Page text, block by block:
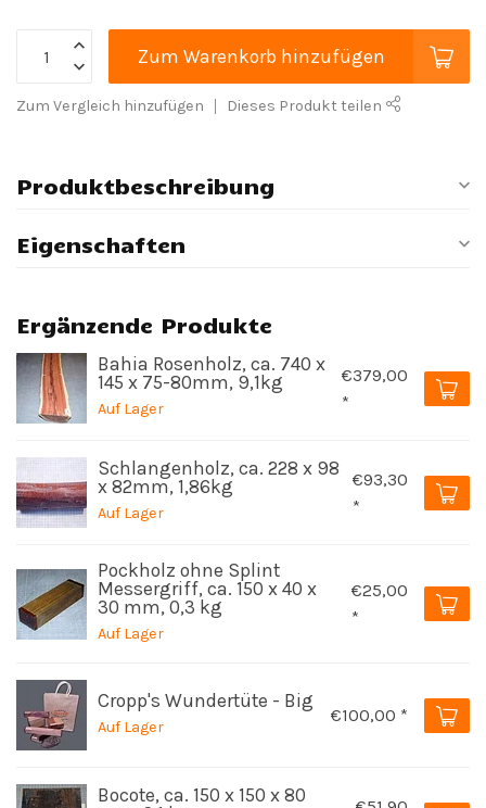
Zum Warenkorb hinzufügen
Zum Vergleich hinzufügen Dieses Produkt teilen
Produktbeschreibung
Eigenschaften
Ergänzende Produkte
Bahia Rosenholz, ca. 740 x
145 x 75-80mm, 9,1kg
Auf Lager
€379,00
*
Schlangenholz, ca. 228 x 98
x 82mm, 1,86kg
Auf Lager
€93,30
*
Pockholz ohne Splint
Messergriff, ca. 150 x 40 x
30 mm, 0,3 kg
Auf Lager
€25,00
*
Cropp's Wundertüte - Big
Auf Lager
€100,00 *
Bocote, ca. 150 x 150 x 80